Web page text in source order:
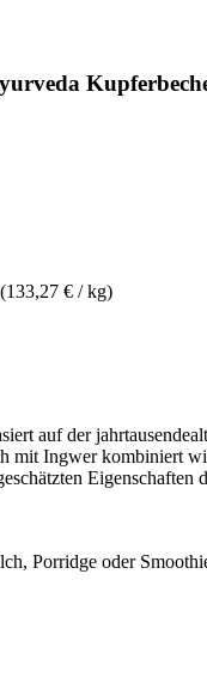
(133,27 € / kg)
auf der
mit Ingwer kombiniert
Porridge oder